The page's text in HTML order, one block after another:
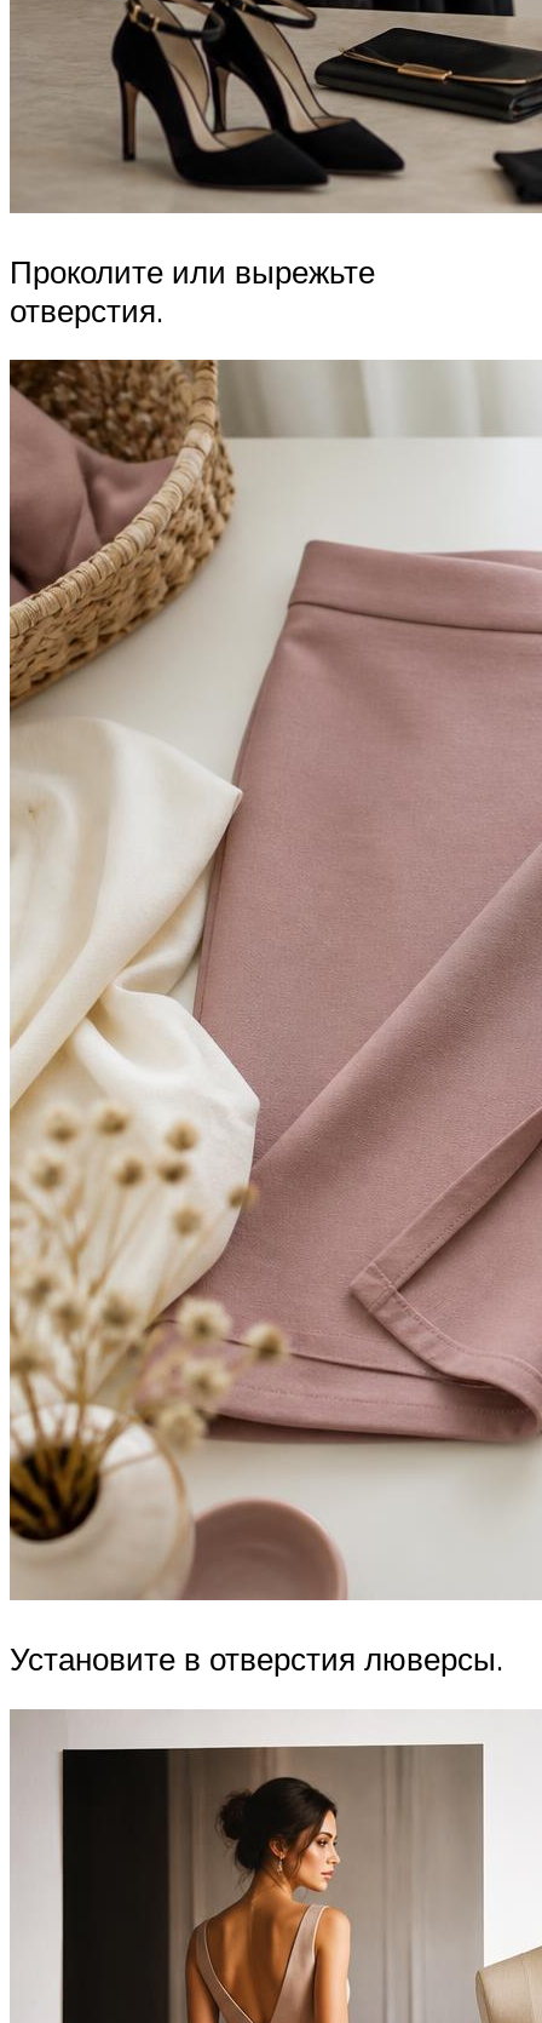
Проколите или вырежьте
отверстия.
Установите в отверстия люверсы.